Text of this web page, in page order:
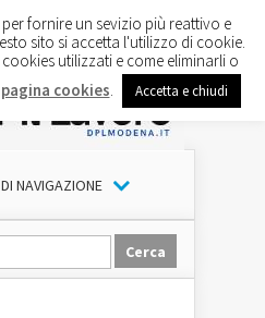
NAVIGAZIONE
fornire un sevizio più reattivo e
sito si accetta l'utilizzo di cookie.
utilizzati e come eliminarli o
pagina cookies Accetta e chiudi